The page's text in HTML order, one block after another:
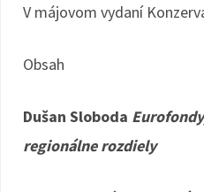
V májovom vydaní
Obsah
Dušan Sloboda
regionálne rozdiely